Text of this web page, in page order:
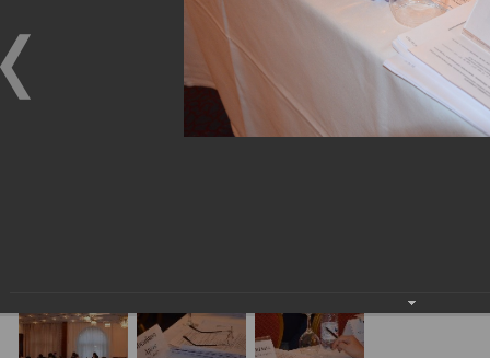
ЭЛЕКТРОННЫЕ СЧЕТА-ФАКТУРЫ. ВИРТУАЛЬНЫЙ
СКЛАД.
Семинар с КГД и разработчиками